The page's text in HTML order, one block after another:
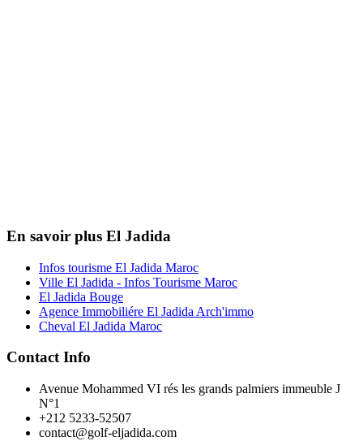
En savoir plus El Jadida
Infos tourisme El Jadida Maroc
Ville El Jadida - Infos Tourisme Maroc
El Jadida Bouge
Agence Immobiliére El Jadida Arch'immo
Cheval El Jadida Maroc
Contact Info
Avenue Mohammed VI rés les grands palmiers immeuble J
N°1
+212 5233-52507
contact@golf-eljadida.com